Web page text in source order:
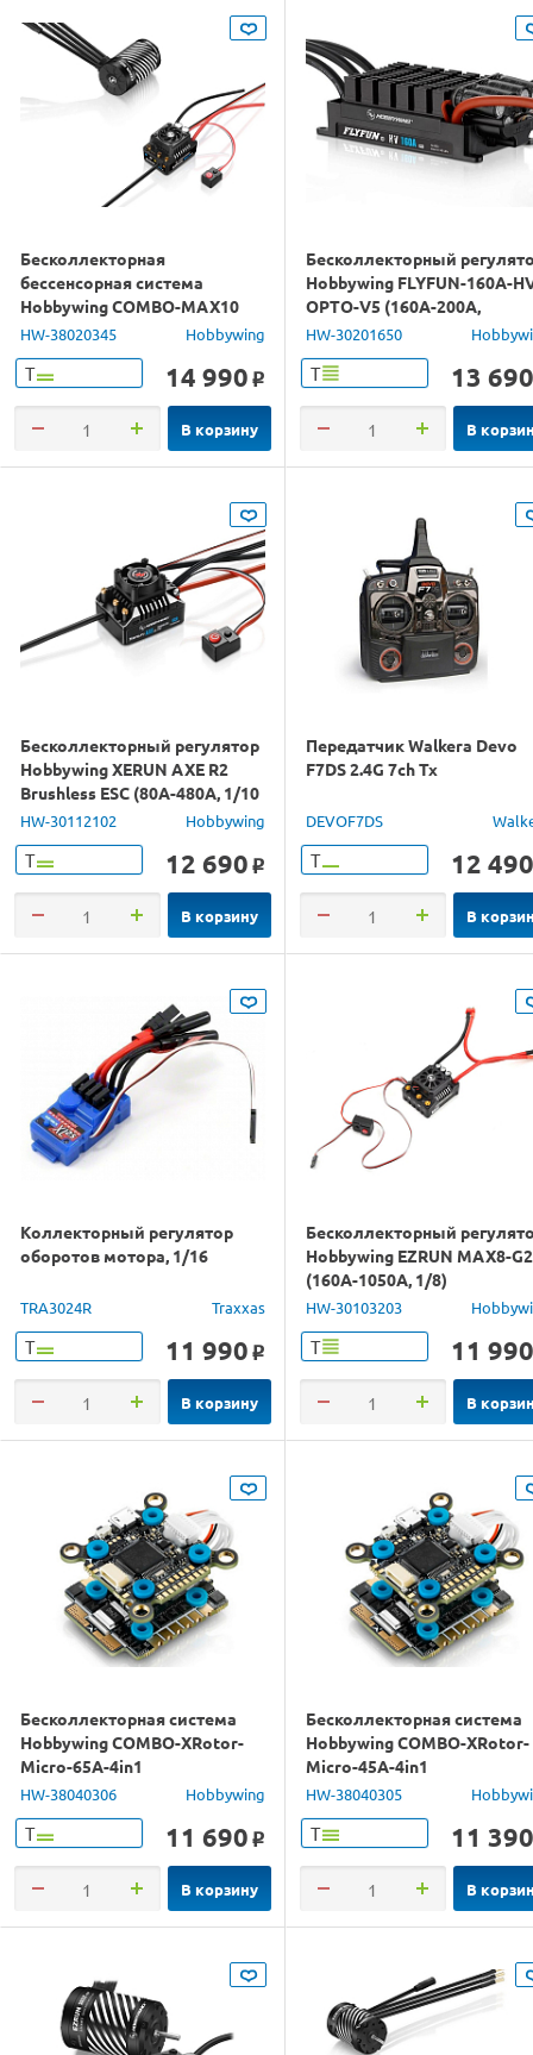
Бесколлекторная
бессенсорная система
Hobbywing COMBO-MAX10
G2-140A&3665SD-4000KV-G3
влагозащита
HW-38020345 Hobbywing
Т 14 990 o
В корзину
Бесколлекторный
Hobbywing FLYFUN-160A-
OPTO-V5 (160A-200A,
Aircraft)
HW-30201650
Т 13 690
В
Бесколлекторный регулятор
Hobbywing XERUN AXE R2
Brushless ESC (80A-480A, 1/10
Rock Crawler)
HW-30112102 Hobbywing
Т 12 690 o
В корзину
Передатчик Walkera Devo
F7DS 2.4G 7ch Tx
DEVOF7DS
Т 12 490
В
Коллекторный регулятор
оборотов мотора, 1/16
TRA3024R Traxxas
Т 11 990 o
В корзину
Бесколлекторный
Hobbywing EZRUN MAX8-G2
(160A-1050A, 1/8)
влагозащищённый
HW-30103203
Т 11 990
В
Бесколлекторная система
Hobbywing COMBO-XRotor-
Micro-65A-4in1
ESC&FC(BL32/F7)
HW-38040306 Hobbywing
Т 11 690 o
В корзину
Бесколлекторная система
Hobbywing COMBO-XRotor-
Micro-45A-4in1
ESC&FC(BL32/F7)
HW-38040305
Т 11 390
В